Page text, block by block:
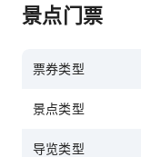
景点门票
票券类型
景点类型
导览类型